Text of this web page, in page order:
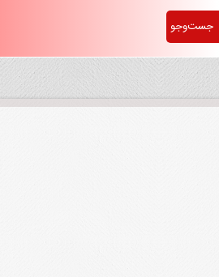
جست‌وجو